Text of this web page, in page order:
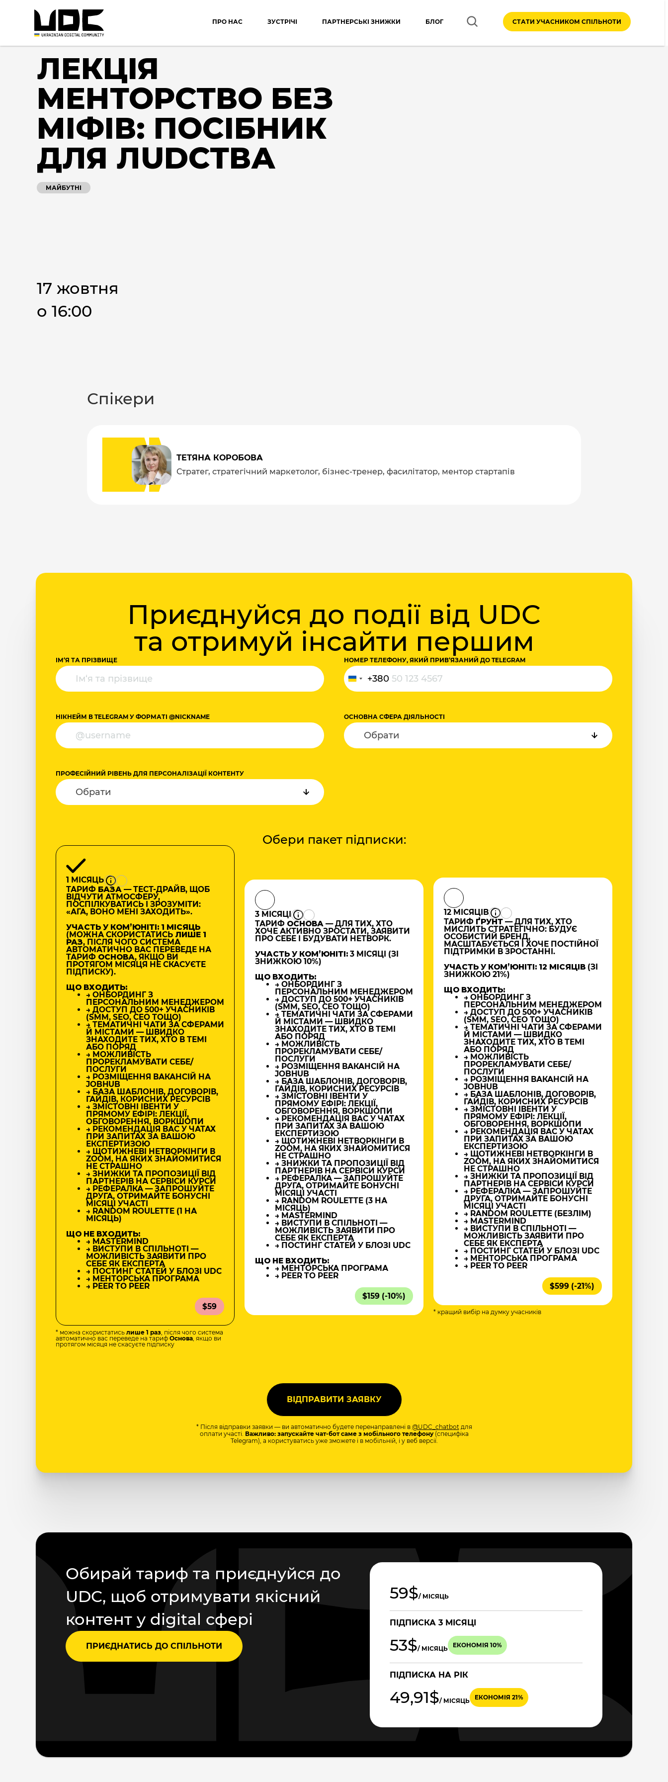
ПРО НАС ЗУСТРІЧІ ПАРТНЕРСЬКІ ЗНИЖКИ БЛОГ СТАТИ УЧАСНИКОМ СПІЛЬНОТИ
ЛЕКЦІЯ
МЕНТОРСТВО БЕЗ
МІФІВ: ПОСІБНИК
ДЛЯ ЛUDCТВА
МАЙБУТНІ
17 жовтня
о 16:00
Спікери
ТЕТЯНА КОРОБОВА
Стратег, стратегічний маркетолог, бізнес-тренер, фасилітатор, ментор стартапів
Приєднуйся до події від UDC
та отримуй інсайти першим
ІМ‘Я ТА ПРІЗВИЩЕ НОМЕР ТЕЛЕФОНУ, ЯКИЙ ПРИВ‘ЯЗАНИЙ ДО TELEGRAM
Україна
+380
+380
НІКНЕЙМ В TELEGRAM У ФОРМАТІ @NICKNAME ОСНОВНА СФЕРА ДІЯЛЬНОСТІ
ПРОФЕСІЙНИЙ РІВЕНЬ ДЛЯ ПЕРСОНАЛІЗАЦІЇ КОНТЕНТУ
Обери пакет підписки:
1 МІСЯЦЬ
ТАРИФ БАЗА— ТЕСТ-ДРАЙВ, ЩОБ
ВІДЧУТИ АТМОСФЕРУ,
ПОСПІЛКУВАТИСЬ І ЗРОЗУМІТИ:
«АГА, ВОНО МЕНІ ЗАХОДИТЬ».
УЧАСТЬ У КОМʼЮНІТІ: 1 МІСЯЦЬ
(МОЖНА СКОРИСТАТИСЬ ЛИШЕ 1
РАЗ, ПІСЛЯ ЧОГО СИСТЕМА
АВТОМАТИЧНО ВАС ПЕРЕВЕДЕ НА
ТАРИФ ОСНОВА, ЯКЩО ВИ
ПРОТЯГОМ МІСЯЦЯ НЕ СКАСУЄТЕ
ПІДПИСКУ).
ЩО ВХОДИТЬ:
→ ОНБОРДИНГ З
ПЕРСОНАЛЬНИМ МЕНЕДЖЕРОМ
→ ДОСТУП ДО 500+ УЧАСНИКІВ
(SMM, SEO, CEO ТОЩО)
→ ТЕМАТИЧНІ ЧАТИ ЗА СФЕРАМИ
Й МІСТАМИ — ШВИДКО
ЗНАХОДИТЕ ТИХ, ХТО В ТЕМІ
АБО ПОРЯД
→ МОЖЛИВІСТЬ
ПРОРЕКЛАМУВАТИ СЕБЕ/
ПОСЛУГИ
→ РОЗМІЩЕННЯ ВАКАНСІЙ НА
JOBHUB
→ БАЗА ШАБЛОНІВ, ДОГОВОРІВ,
ГАЙДІВ, КОРИСНИХ РЕСУРСІВ
→ ЗМІСТОВНІ ІВЕНТИ У
ПРЯМОМУ ЕФІРІ: ЛЕКЦІЇ,
ОБГОВОРЕННЯ, ВОРКШОПИ
→ РЕКОМЕНДАЦІЯ ВАС У ЧАТАХ
ПРИ ЗАПИТАХ ЗА ВАШОЮ
ЕКСПЕРТИЗОЮ
→ ЩОТИЖНЕВІ НЕТВОРКІНГИ В
ZOOM, НА ЯКИХ ЗНАЙОМИТИСЯ
НЕ СТРАШНО
→ ЗНИЖКИ ТА ПРОПОЗИЦІЇ ВІД
ПАРТНЕРІВ НА СЕРВІСИ КУРСИ
→ РЕФЕРАЛКА — ЗАПРОШУЙТЕ
ДРУГА, ОТРИМАЙТЕ БОНУСНІ
МІСЯЦІ УЧАСТІ
→ RANDOM ROULETTE (1 НА
МІСЯЦЬ)
ЩО НЕ ВХОДИТЬ:
→ MASTERMIND
→ ВИСТУПИ В СПІЛЬНОТІ —
МОЖЛИВІСТЬ ЗАЯВИТИ ПРО
СЕБЕ ЯК ЕКСПЕРТА
→ ПОСТИНГ СТАТЕЙ У БЛОЗІ UDC
→ МЕНТОРСЬКА ПРОГРАМА
→ PEER TO PEER
$59
* можна скористатись лише 1 раз, після чого система
автоматично вас переведе на тариф Основа, якщо ви
протягом місяця не скасуєте підписку
3 МІСЯЦІ
ТАРИФ ОСНОВА — ДЛЯ ТИХ, ХТО
ХОЧЕ АКТИВНО ЗРОСТАТИ, ЗАЯВИТИ
ПРО СЕБЕ І БУДУВАТИ НЕТВОРК.
УЧАСТЬ У КОМʼЮНІТІ: 3 МІСЯЦІ (ЗІ
ЗНИЖКОЮ 10%)
ЩО ВХОДИТЬ:
→ ОНБОРДИНГ З
ПЕРСОНАЛЬНИМ МЕНЕДЖЕРОМ
→ ДОСТУП ДО 500+ УЧАСНИКІВ
(SMM, SEO, CEO ТОЩО)
→ ТЕМАТИЧНІ ЧАТИ ЗА СФЕРАМИ
Й МІСТАМИ — ШВИДКО
ЗНАХОДИТЕ ТИХ, ХТО В ТЕМІ
АБО ПОРЯД
→ МОЖЛИВІСТЬ
ПРОРЕКЛАМУВАТИ СЕБЕ/
ПОСЛУГИ
→ РОЗМІЩЕННЯ ВАКАНСІЙ НА
JOBHUB
→ БАЗА ШАБЛОНІВ, ДОГОВОРІВ,
ГАЙДІВ, КОРИСНИХ РЕСУРСІВ
→ ЗМІСТОВНІ ІВЕНТИ У
ПРЯМОМУ ЕФІРІ: ЛЕКЦІЇ,
ОБГОВОРЕННЯ, ВОРКШОПИ
→ РЕКОМЕНДАЦІЯ ВАС У ЧАТАХ
ПРИ ЗАПИТАХ ЗА ВАШОЮ
ЕКСПЕРТИЗОЮ
→ ЩОТИЖНЕВІ НЕТВОРКІНГИ В
ZOOM, НА ЯКИХ ЗНАЙОМИТИСЯ
НЕ СТРАШНО
→ ЗНИЖКИ ТА ПРОПОЗИЦІЇ ВІД
ПАРТНЕРІВ НА СЕРВІСИ КУРСИ
→ РЕФЕРАЛКА — ЗАПРОШУЙТЕ
ДРУГА, ОТРИМАЙТЕ БОНУСНІ
МІСЯЦІ УЧАСТІ
→ RANDOM ROULETTE (3 НА
МІСЯЦЬ)
→ MASTERMIND
→ ВИСТУПИ В СПІЛЬНОТІ —
МОЖЛИВІСТЬ ЗАЯВИТИ ПРО
СЕБЕ ЯК ЕКСПЕРТА
→ ПОСТИНГ СТАТЕЙ У БЛОЗІ UDC
ЩО НЕ ВХОДИТЬ:
→ МЕНТОРСЬКА ПРОГРАМА
→ PEER TO PEER
$159 (-10%)
12 МІСЯЦІВ
ТАРИФ ҐРУНТ— ДЛЯ ТИХ, ХТО
МИСЛИТЬ СТРАТЕГІЧНО: БУДУЄ
ОСОБИСТИЙ БРЕНД,
МАСШТАБУЄТЬСЯ І ХОЧЕ ПОСТІЙНОЇ
ПІДТРИМКИ В ЗРОСТАННІ.
УЧАСТЬ У КОМʼЮНІТІ: 12 МІСЯЦІВ (ЗІ
ЗНИЖКОЮ 21%)
ЩО ВХОДИТЬ:
→ ОНБОРДИНГ З
ПЕРСОНАЛЬНИМ МЕНЕДЖЕРОМ
→ ДОСТУП ДО 500+ УЧАСНИКІВ
(SMM, SEO, CEO ТОЩО)
→ ТЕМАТИЧНІ ЧАТИ ЗА СФЕРАМИ
Й МІСТАМИ — ШВИДКО
ЗНАХОДИТЕ ТИХ, ХТО В ТЕМІ
АБО ПОРЯД
→ МОЖЛИВІСТЬ
ПРОРЕКЛАМУВАТИ СЕБЕ/
ПОСЛУГИ
→ РОЗМІЩЕННЯ ВАКАНСІЙ НА
JOBHUB
→ БАЗА ШАБЛОНІВ, ДОГОВОРІВ,
ГАЙДІВ, КОРИСНИХ РЕСУРСІВ
→ ЗМІСТОВНІ ІВЕНТИ У
ПРЯМОМУ ЕФІРІ: ЛЕКЦІЇ,
ОБГОВОРЕННЯ, ВОРКШОПИ
→ РЕКОМЕНДАЦІЯ ВАС У ЧАТАХ
ПРИ ЗАПИТАХ ЗА ВАШОЮ
ЕКСПЕРТИЗОЮ
→ ЩОТИЖНЕВІ НЕТВОРКІНГИ В
ZOOM, НА ЯКИХ ЗНАЙОМИТИСЯ
НЕ СТРАШНО
→ ЗНИЖКИ ТА ПРОПОЗИЦІЇ ВІД
ПАРТНЕРІВ НА СЕРВІСИ КУРСИ
→ РЕФЕРАЛКА — ЗАПРОШУЙТЕ
ДРУГА, ОТРИМАЙТЕ БОНУСНІ
МІСЯЦІ УЧАСТІ
→ RANDOM ROULETTE (БЕЗЛІМ)
→ MASTERMIND
→ ВИСТУПИ В СПІЛЬНОТІ —
МОЖЛИВІСТЬ ЗАЯВИТИ ПРО
СЕБЕ ЯК ЕКСПЕРТА
→ ПОСТИНГ СТАТЕЙ У БЛОЗІ UDC
→ МЕНТОРСЬКА ПРОГРАМА
→ PEER TO PEER
$599 (-21%)
* кращий вибір на думку учасників
* Після відправки заявки — ви автоматично будете перенаправлені в @UDC_chatbotдля
оплати участі. Важливо: запускайте чат-бот саме з мобільного телефону(специфіка
Telegram), а користуватись уже зможете і в мобільній, і у веб версії.
Обирай тариф та приєднуйся до
UDC, щоб отримувати якісний
контент у digital сфері
ПРИЄДНАТИСЬ ДО СПІЛЬНОТИ
59$/ МІСЯЦЬ
ПІДПИСКА 3 МІСЯЦІ
53$/ МІСЯЦЬ ЕКОНОМІЯ 10%
ПІДПИСКА НА РІК
49,91$/ МІСЯЦЬ ЕКОНОМІЯ 21%